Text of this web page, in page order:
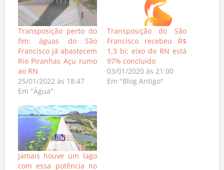
Transposição perto do
fim: águas do São
Francisco já abastecem
Rio Piranhas Açu rumo
ao RN
25/01/2022 às 18:47
Em "Água"
Transposição do São
Francisco recebeu R$
1,3 bi; eixo do RN está
97% concluído
03/01/2020 às 21:00
Em "Blog Antigo"
Jamais houve um lago